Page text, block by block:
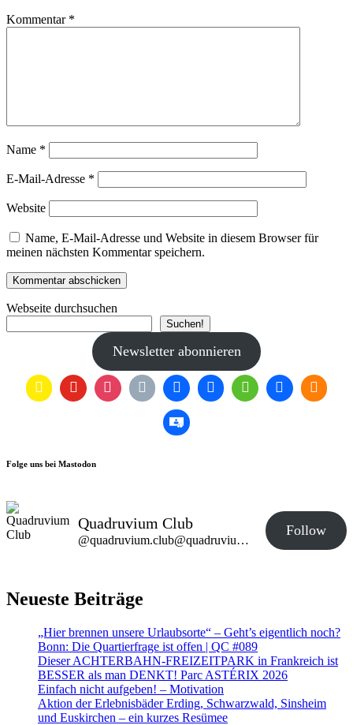
Kommentar *
Name *
E-Mail-Adresse *
Website
Name, E-Mail-Adresse und Website in diesem Browser für
meinen nächsten Kommentar speichern.
Webseite durchsuchen
Suchen!
Newsletter abonnieren
Folge uns bei Mastodon
Quadruvium Club
@quadruvium.club@quadruvium.club
Follow
Neueste Beiträge
„Hier brennen unsere Urlaubsorte“ – Geht’s eigentlich noch?
Bonn: Die Quartierfrage ist offen | QC #089
Dieser ACHTERBAHN-FREIZEITPARK in Frankreich ist
BESSER als man DENKT! Parc ASTÉRIX 2026
Einfach nicht aufgeben! – Motivation
Aktion der Erlebnisbäder Erding, Schwarzwald, Sinsheim
und Euskirchen – ein kurzes Resümee